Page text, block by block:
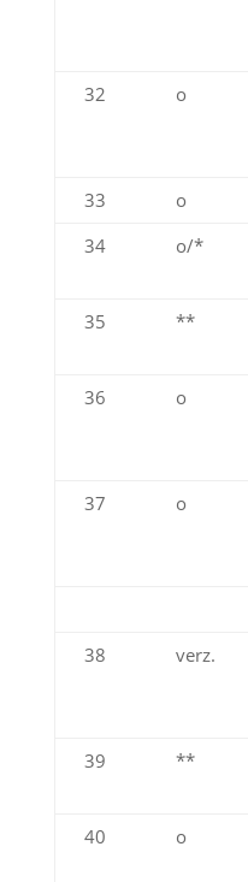
32
o
33
o
34
o/*
35
**
36
o
37
o
38
verz.
39
**
40
o